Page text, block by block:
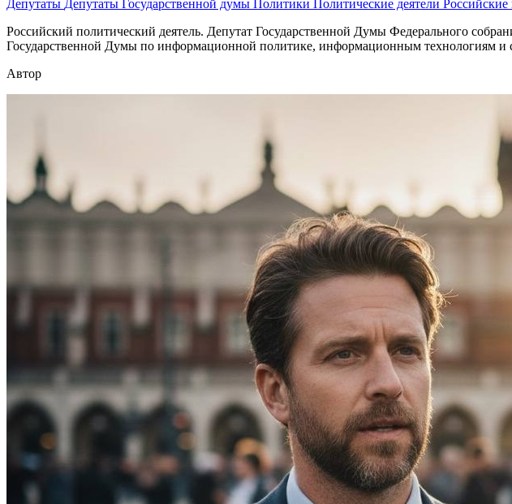
Депутаты Депутаты Государственной думы Политики Политические деятели
Российский политический деятель. Депутат Государственной Думы Федерального
Государственной Думы по информационной политике, информационным технологиям и
Автор